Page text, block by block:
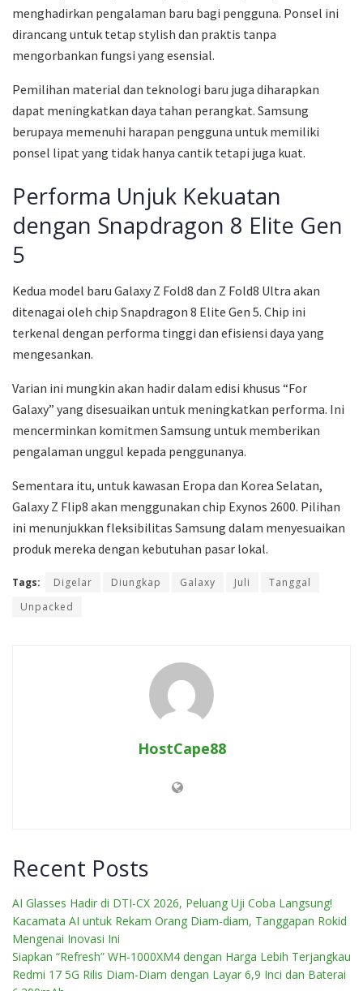
menghadirkan pengalaman baru bagi pengguna. Ponsel ini
dirancang untuk tetap stylish dan praktis tanpa
mengorbankan fungsi yang esensial.
Pemilihan material dan teknologi baru juga diharapkan
dapat meningkatkan daya tahan perangkat. Samsung
berupaya memenuhi harapan pengguna untuk memiliki
ponsel lipat yang tidak hanya cantik tetapi juga kuat.
Performa Unjuk Kekuatan
dengan Snapdragon 8 Elite Gen
5
Kedua model baru Galaxy Z Fold8 dan Z Fold8 Ultra akan
ditenagai oleh chip Snapdragon 8 Elite Gen 5. Chip ini
terkenal dengan performa tinggi dan efisiensi daya yang
mengesankan.
Varian ini mungkin akan hadir dalam edisi khusus “For
Galaxy” yang disesuaikan untuk meningkatkan performa. Ini
mencerminkan komitmen Samsung untuk memberikan
pengalaman unggul kepada penggunanya.
Sementara itu, untuk kawasan Eropa dan Korea Selatan,
Galaxy Z Flip8 akan menggunakan chip Exynos 2600. Pilihan
ini menunjukkan fleksibilitas Samsung dalam menyesuaikan
produk mereka dengan kebutuhan pasar lokal.
Tags: Digelar Diungkap Galaxy Juli
Tanggal
Unpacked
HostCape88
Recent Posts
AI Glasses Hadir di DTI-CX 2026, Peluang Uji Coba Langsung!
Kacamata AI untuk Rekam Orang Diam-diam, Tanggapan Rokid
Mengenai Inovasi Ini
Siapkan “Refresh” WH-1000XM4 dengan Harga Lebih Terjangkau
Redmi 17 5G Rilis Diam-Diam dengan Layar 6,9 Inci dan Baterai